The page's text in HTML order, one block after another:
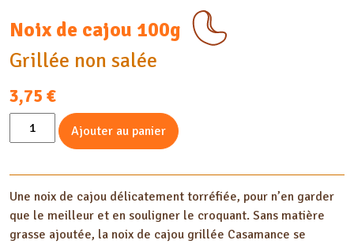
Noix de cajou 100g
Grillée non salée
3,75 €
quantité
de
de
cajou
Grillée
non
Ajouter au panier
Une noix de cajou délicatement torréfiée, pour n’en garder
que le meilleur et en souligner le croquant. Sans matière
grasse ajoutée, la noix de cajou grillée Casamance se